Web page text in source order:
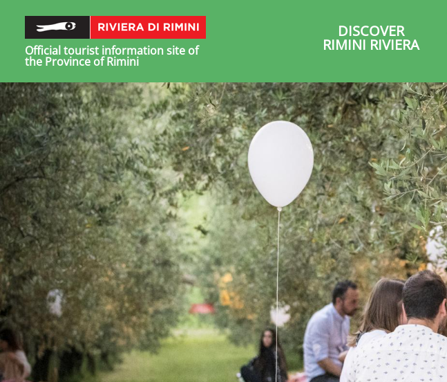
Official tourist information site of
the Province of Rimini
DISCOVER
RIMINI RIVIERA